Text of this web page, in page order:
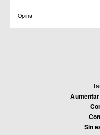
Opina
Aumentar
Sin